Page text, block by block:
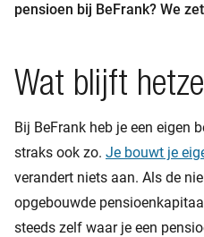
pensioen bij BeFrank? We
Wat blijft
Bij BeFrank heb je een eigen
straks ook zo. Je bouwt je
verandert niets aan. Als de
opgebouwde
steeds zelf waar je een